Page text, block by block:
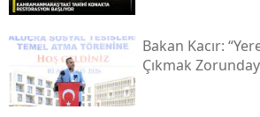
Bakan Kacır:
Çıkmak